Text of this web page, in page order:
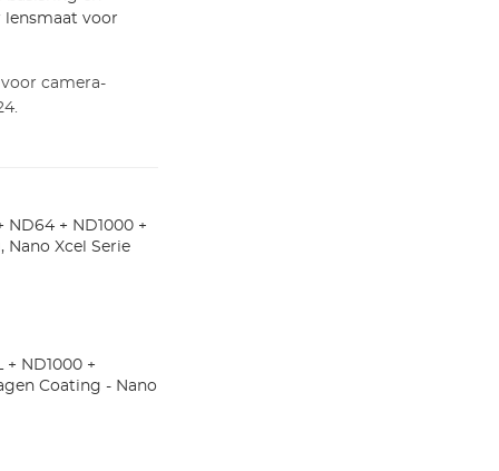
lensmaat voor
camera-
+ ND1000 +
Nano Xcel Serie
ND1000 +
Coating - Nano